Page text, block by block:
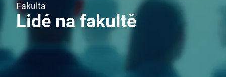
Fakulta
Lidé na fakultě